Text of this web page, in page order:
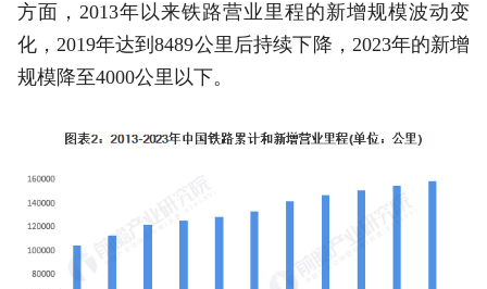
方面，2013年以来铁路营业里程的新增规模波动变
化，2019年达到8489公里后持续下降，2023年的新增
规模降至4000公里以下。